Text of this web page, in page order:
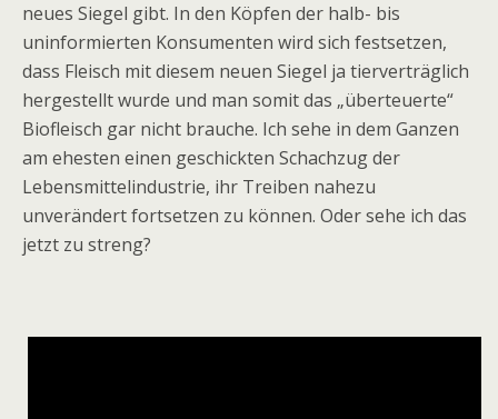
neues Siegel gibt. In den Köpfen der halb- bis
uninformierten Konsumenten wird sich festsetzen,
dass Fleisch mit diesem neuen Siegel ja tierverträglich
hergestellt wurde und man somit das „überteuerte“
Biofleisch gar nicht brauche. Ich sehe in dem Ganzen
am ehesten einen geschickten Schachzug der
Lebensmittelindustrie, ihr Treiben nahezu
unverändert fortsetzen zu können. Oder sehe ich das
jetzt zu streng?